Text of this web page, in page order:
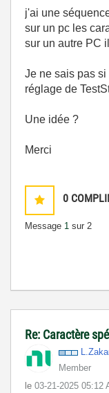
j'ai une
sur un pc les
sur un autre PC
Je ne sais pas
réglage de
Une idée ?
Merci
0
Message 1 sur 2
Re: Caractère
Member
le ‎03-21-2025 05:12